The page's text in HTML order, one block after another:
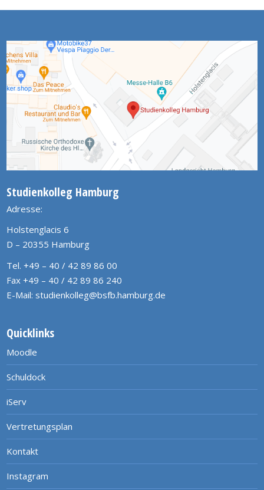
Studienkolleg Hamburg
Adresse:
Holstenglacis 6
D – 20355 Hamburg
Tel. +49 – 40 / 42 89 86 00
Fax +49 – 40 / 42 89 86 240
E-Mail: studienkolleg@bsfb.hamburg.de
Quicklinks
Moodle
Schuldock
iServ
Vertretungsplan
Kontakt
Instagram